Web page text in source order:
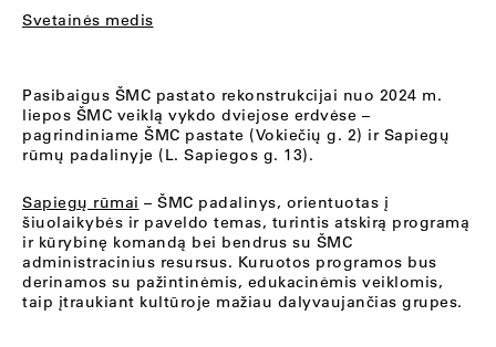
Svetainės medis
Pasibaigus ŠMC pastato rekonstrukcijai nuo 2024 m.
liepos ŠMC veiklą vykdo dviejose erdvėse –
pagrindiniame ŠMC pastate (Vokiečių g. 2) ir Sapiegų
rūmų padalinyje (L. Sapiegos g. 13).
Sapiegų rūmai – ŠMC padalinys, orientuotas į
šiuolaikybės ir paveldo temas, turintis atskirą programą
ir kūrybinę komandą bei bendrus su ŠMC
administracinius resursus. Kuruotos programos bus
derinamos su pažintinėmis, edukacinėmis veiklomis,
taip įtraukiant kultūroje mažiau dalyvaujančias grupes.